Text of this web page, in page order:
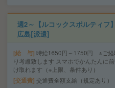
週2～【ルコックスポルティ
広島[派遣]
給 与 時給1650円～1750円 ※ご経
り考慮致します スマホでかんたんに
け取れます（※上限、条件あり）
交通費 交通費全額支給（規定あり）